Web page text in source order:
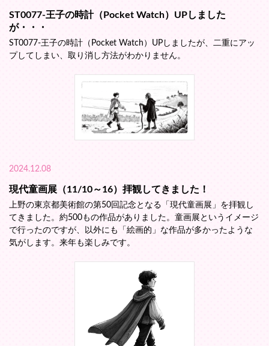
ST0077-王子の時計（Pocket Watch）UPしました
が・・・
ST0077-王子の時計（Pocket Watch）UPしましたが、二重にアッ
プしてしまい、取り消し方法がわかりません。
2024.12.08
現代童画展（11/10～16）拝観してきました！
上野の東京都美術館の第50回記念となる「現代童画展」を拝観し
てきました。約500もの作品がありました。童画展というイメージ
で行ったのですが、以外にも「絵画的」な作品が多かったような
気がします。来年も楽しみです。